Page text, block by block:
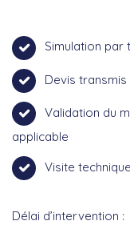
Simulation par
Devis
Validation du
applicable
Visite
Délai d’intervention :